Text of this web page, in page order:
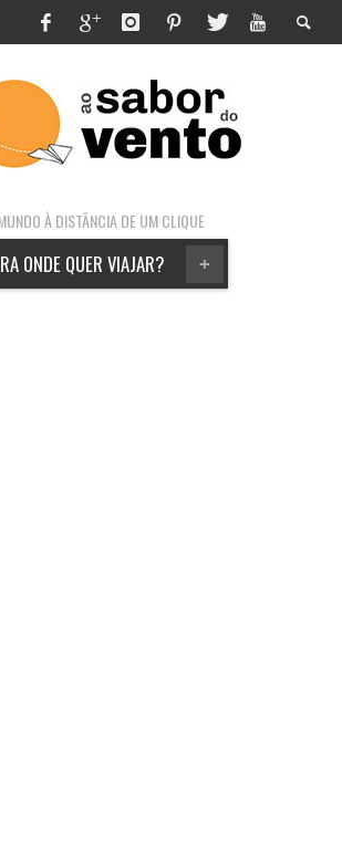
À DISTÂNCIA DE UM CLIQUE
+
ONDE QUER VIAJAR?